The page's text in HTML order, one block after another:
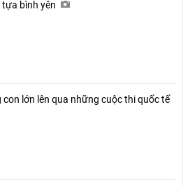
tựa bình yên
con lớn lên qua những cuộc thi quốc tế